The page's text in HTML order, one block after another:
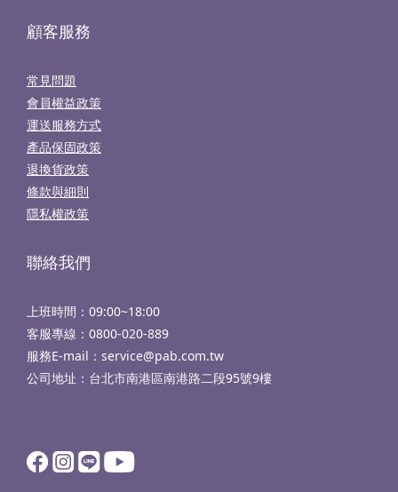
顧客服務
常見問題
會員權益政策
運送服務方式
產品保固政策
退換貨政策
條款與細則
隱私權政策
聯絡我們
上班時間：09:00~18:00
客服專線： 0800-020-889
服務E-mail：service@pab.com.tw
公司地址：台北市南港區南港路二段95號9樓